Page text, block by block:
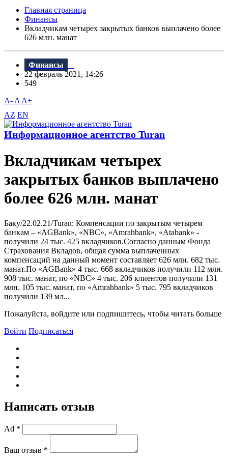
Главная страница
Финансы
Вкладчикам четырех закрытых банков выплачено более
626 млн. манат
Финансы
22 февраль 2021, 14:26
549
A- A A+
AZ EN
Информационное агентство Turan
Вкладчикам четырех
закрытых банков выплачено
более 626 млн. манат
Баку/22.02.21/Turan: Компенсации по закрытым четырем
банкам – «AGBank», «NBC», «Amrahbank», «Atabank» -
получили 24 тыс. 425 вкладчиков.Согласно данным Фонда
Страхования Вкладов, общая сумма выплаченных
компенсаций на данный момент составляет 626 млн. 682 тыс.
манат.По «AGBank» 4 тыс. 668 вкладчиков получили 112 млн.
908 тыс. манат, по «NBC» 4 тыс. 206 клиентов получили 131
млн. 105 тыс. манат, по «Amrahbank» 5 тыс. 795 вкладчиков
получили 139 мл...
Пожалуйста, войдите или подпишитесь, чтобы читать больше
Войти Подписаться
Написать отзыв
Ad *
Ваш отзыв *